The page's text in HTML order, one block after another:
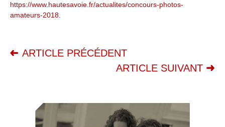
https://www.hautesavoie.fr/actualites/concours-photos-
amateurs-2018.
ARTICLE PRÉCÉDENT
ARTICLE SUIVANT